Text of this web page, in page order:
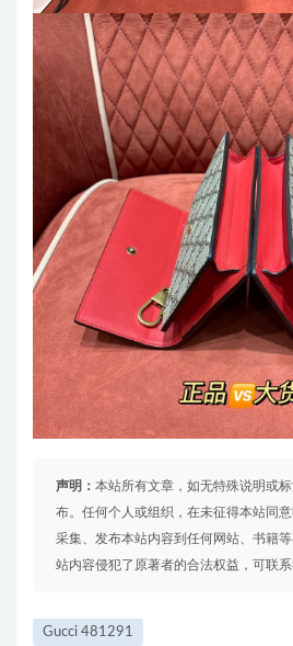
声明： 本站所有文章，如无特殊说明或
布。任何个人或组织，在未征得本站同意
采集、发布本站内容到任何网站、书籍
站内容侵犯了原著者的合法权益，可联系
Gucci 481291